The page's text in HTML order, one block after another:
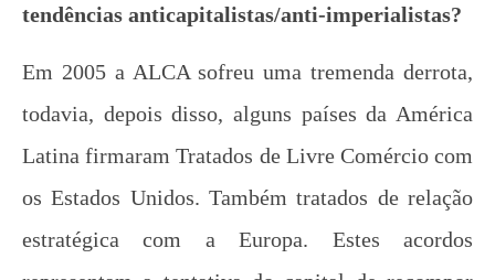
tendências anticapitalistas/anti-imperialistas?
Em 2005 a ALCA sofreu uma tremenda derrota,
todavia, depois disso, alguns países da América
Latina firmaram Tratados de Livre Comércio com
os Estados Unidos. Também tratados de relação
estratégica com a Europa. Estes acordos